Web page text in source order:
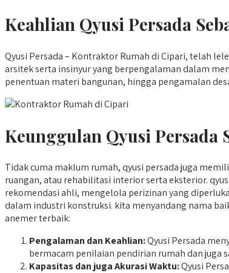
Keahlian Qyusi Persada
Qyusi Persada – Kontraktor Rumah di Cipari, telah
arsitek serta insinyur yang berpengalaman dalam
penentuan materi bangunan, hingga pengamalan
Keunggulan Qyusi Persada
Tidak cuma maklum rumah, qyusi persada juga
ruangan, atau rehabilitasi interior serta eksterior.
rekomendasi ahli, mengelola perizinan yang
dalam industri konstruksi. kita menyandang nama
anemer terbaik:
Pengalaman dan Keahlian:Qyusi Persada
bermacam penilaian pendirian rumah dan juga
Kapasitas dan juga Akurasi Waktu:Qyusi